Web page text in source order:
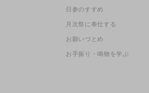
日参のすすめ
月次祭に奉仕する
お願いづとめ
お手振り・鳴物を学ぶ